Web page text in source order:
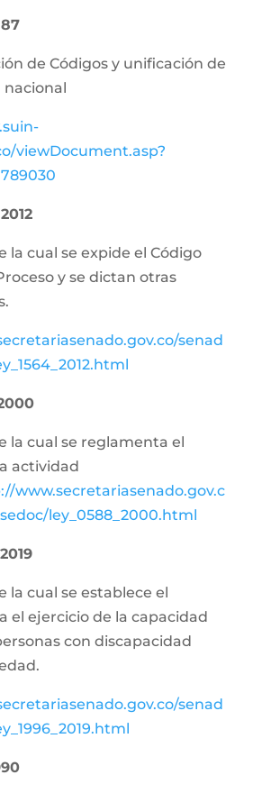
de Códigos y unificación de
nacional
viewDocument.asp?
la cual se expide el Código
y se dictan otras
senad
la cual se reglamenta el
actividad
www.secretariasenado.gov.c
ley_0588_2000.html
la cual se establece el
el ejercicio de la capacidad
con discapacidad
senad